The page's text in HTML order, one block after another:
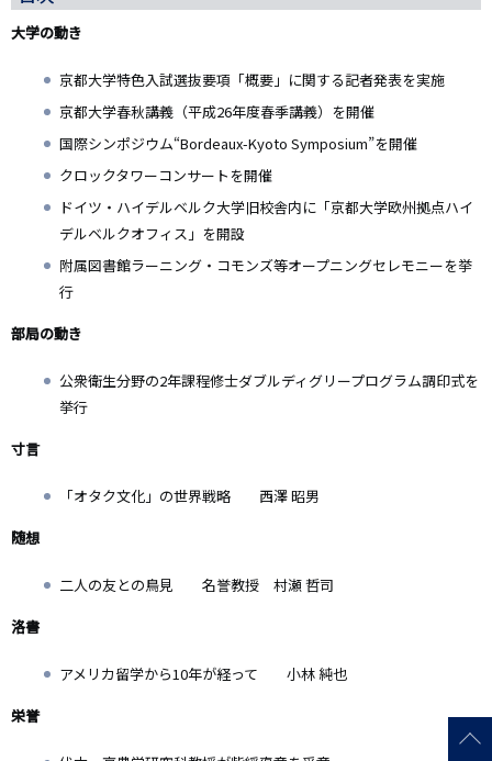
大学の動き
京都大学特色入試選抜要項「概要」に関する記者発表を実施
京都大学春秋講義（平成26年度春季講義）を開催
国際シンポジウム“Bordeaux-Kyoto Symposium”を開催
クロックタワーコンサートを開催
ドイツ・ハイデルベルク大学旧校舎内に「京都大学欧州拠点ハイ
デルベルクオフィス」を開設
附属図書館ラーニング・コモンズ等オープニングセレモニーを挙
行
部局の動き
公衆衛生分野の2年課程修士ダブルディグリープログラム調印式を
挙行
寸言
「オタク文化」の世界戦略 西澤 昭男
随想
二人の友との鳥見 名誉教授 村瀬 哲司
洛書
アメリカ留学から10年が経って 小林 純也
栄誉